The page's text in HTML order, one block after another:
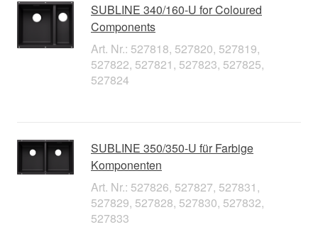
SUBLINE 340/160-U for Coloured
Components
Art. Nr.: 527818, 527820, 527819,
527822, 527821, 527823, 527825,
527824
SUBLINE 350/350-U für Farbige
Komponenten
Art. Nr.: 527826, 527827, 527831,
527829, 527828, 527830, 527832,
527833